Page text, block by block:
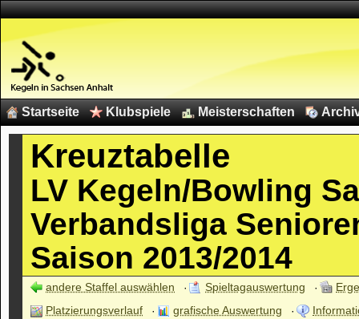
Startseite Klubspiele Meisterschaften
Kreuztabelle
LV Kegeln/Bowling
Verbandsliga
Saison 2013/2014
andere Staffel auswählen Spieltagauswertung
Platzierungsverlauf
grafische Auswertung